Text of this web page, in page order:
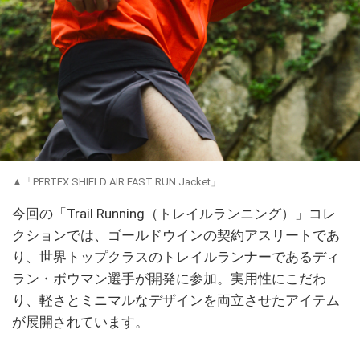
▲「PERTEX SHIELD AIR FAST RUN Jacket」
今回の「Trail Running（トレイルランニング）」コレ
クションでは、ゴールドウインの契約アスリートであ
り、世界トップクラスのトレイルランナーであるディ
ラン・ボウマン選手が開発に参加。実用性にこだわ
り、軽さとミニマルなデザインを両立させたアイテム
が展開されています。